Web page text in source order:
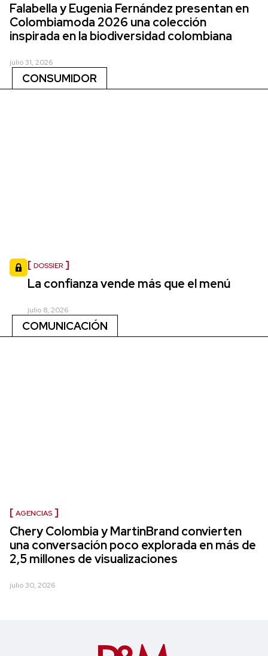
Falabella y Eugenia Fernández presentan en
Colombiamoda 2026 una colección
inspirada en la biodiversidad colombiana
julio 31, 2026
CONSUMIDOR
DOSSIER
La confianza vende más que el menú
julio 8, 2026
COMUNICACIÓN
AGENCIAS
Chery Colombia y MartinBrand convierten
una conversación poco explorada en más de
2,5 millones de visualizaciones
julio 30, 2026